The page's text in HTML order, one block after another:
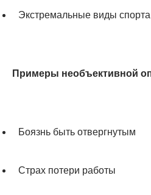
Экстремальные виды спорта
Примеры необъективной
Боязнь быть отвергнутым
Страх потери работы